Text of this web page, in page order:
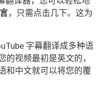
，只需点击几下。这为
字幕翻译成多种语
的视频最初是英文的，
和中文就可以将您的覆